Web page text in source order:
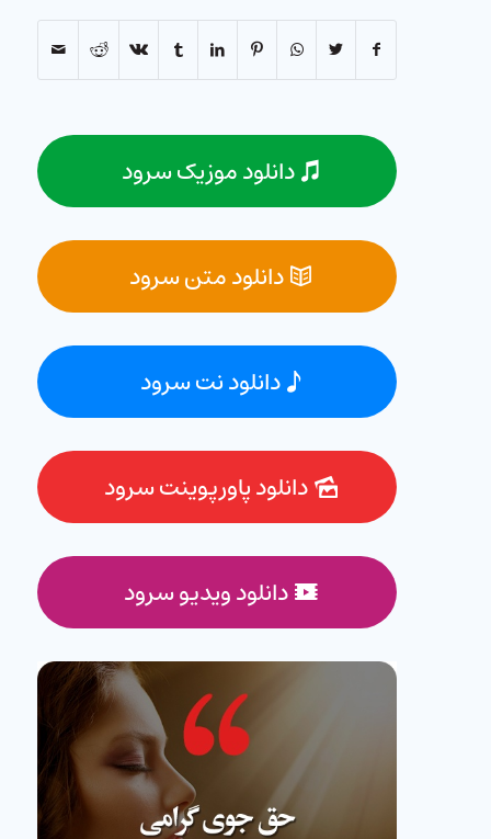
دانلود موزیک سرود
دانلود متن سرود
دانلود نت سرود
دانلود پاورپوینت سرود
دانلود ویدیو سرود